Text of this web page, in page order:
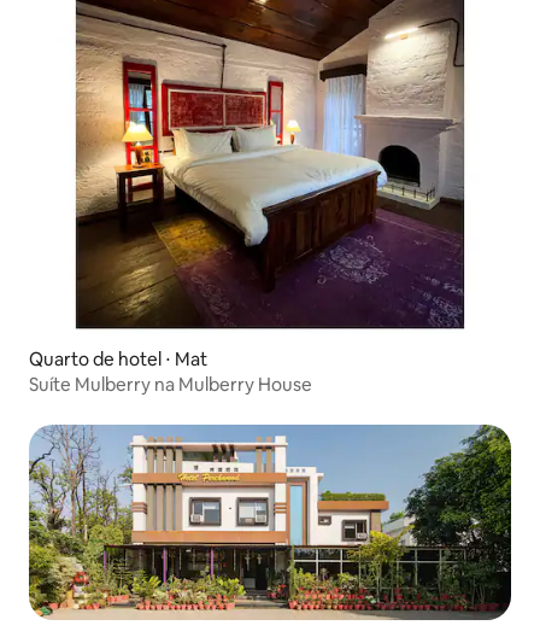
Quarto de hotel ⋅ Mat
Suíte Mulberry na Mulberry House